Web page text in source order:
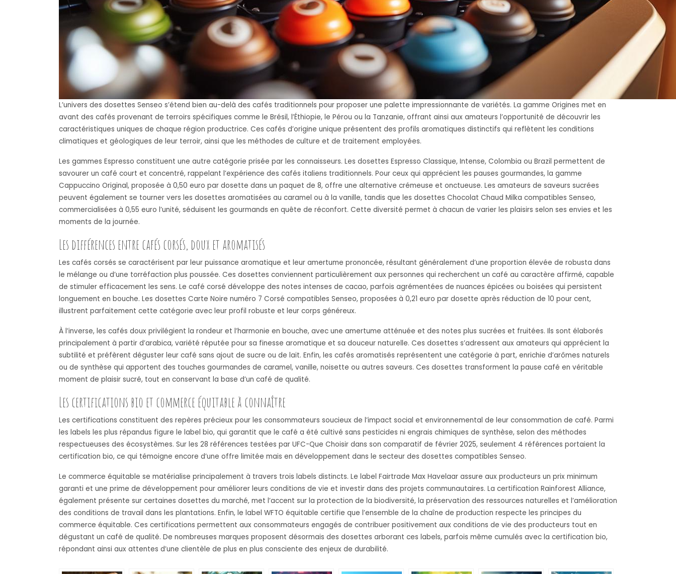
L’univers des dosettes Senseo s’étend bien au-delà des cafés traditionnels pour proposer une palette impressionnante de variétés. La gamme Origines met en
avant des cafés provenant de terroirs spécifiques comme le Brésil, l’Éthiopie, le Pérou ou la Tanzanie, offrant ainsi aux amateurs l’opportunité de découvrir les
caractéristiques uniques de chaque région productrice. Ces cafés d’origine unique présentent des profils aromatiques distinctifs qui reflètent les conditions
climatiques et géologiques de leur terroir, ainsi que les méthodes de culture et de traitement employées.
Les gammes Espresso constituent une autre catégorie prisée par les connaisseurs. Les dosettes Espresso Classique, Intense, Colombia ou Brazil permettent de
savourer un café court et concentré, rappelant l’expérience des cafés italiens traditionnels. Pour ceux qui apprécient les pauses gourmandes, la gamme
Cappuccino Original, proposée à 0,50 euro par dosette dans un paquet de 8, offre une alternative crémeuse et onctueuse. Les amateurs de saveurs sucrées
peuvent également se tourner vers les dosettes aromatisées au caramel ou à la vanille, tandis que les dosettes Chocolat Chaud Milka compatibles Senseo,
commercialisées à 0,55 euro l’unité, séduisent les gourmands en quête de réconfort. Cette diversité permet à chacun de varier les plaisirs selon ses envies et les
moments de la journée.
Les différences entre cafés corsés, doux et aromatisés
Les cafés corsés se caractérisent par leur puissance aromatique et leur amertume prononcée, résultant généralement d’une proportion élevée de robusta dans
le mélange ou d’une torréfaction plus poussée. Ces dosettes conviennent particulièrement aux personnes qui recherchent un café au caractère affirmé, capable
de stimuler efficacement les sens. Le café corsé développe des notes intenses de cacao, parfois agrémentées de nuances épicées ou boisées qui persistent
longuement en bouche. Les dosettes Carte Noire numéro 7 Corsé compatibles Senseo, proposées à 0,21 euro par dosette après réduction de 10 pour cent,
illustrent parfaitement cette catégorie avec leur profil robuste et leur corps généreux.
À l’inverse, les cafés doux privilégient la rondeur et l’harmonie en bouche, avec une amertume atténuée et des notes plus sucrées et fruitées. Ils sont élaborés
principalement à partir d’arabica, variété réputée pour sa finesse aromatique et sa douceur naturelle. Ces dosettes s’adressent aux amateurs qui apprécient la
subtilité et préfèrent déguster leur café sans ajout de sucre ou de lait. Enfin, les cafés aromatisés représentent une catégorie à part, enrichie d’arômes naturels
ou de synthèse qui apportent des touches gourmandes de caramel, vanille, noisette ou autres saveurs. Ces dosettes transforment la pause café en véritable
moment de plaisir sucré, tout en conservant la base d’un café de qualité.
Les certifications bio et commerce équitable à connaître
Les certifications constituent des repères précieux pour les consommateurs soucieux de l’impact social et environnemental de leur consommation de café. Parmi
les labels les plus répandus figure le label bio, qui garantit que le café a été cultivé sans pesticides ni engrais chimiques de synthèse, selon des méthodes
respectueuses des écosystèmes. Sur les 28 références testées par UFC-Que Choisir dans son comparatif de février 2025, seulement 4 références portaient la
certification bio, ce qui témoigne encore d’une offre limitée mais en développement dans le secteur des dosettes compatibles Senseo.
Le commerce équitable se matérialise principalement à travers trois labels distincts. Le label Fairtrade Max Havelaar assure aux producteurs un prix minimum
garanti et une prime de développement pour améliorer leurs conditions de vie et investir dans des projets communautaires. La certification Rainforest Alliance,
également présente sur certaines dosettes du marché, met l’accent sur la protection de la biodiversité, la préservation des ressources naturelles et l’amélioration
des conditions de travail dans les plantations. Enfin, le label WFTO équitable certifie que l’ensemble de la chaîne de production respecte les principes du
commerce équitable. Ces certifications permettent aux consommateurs engagés de contribuer positivement aux conditions de vie des producteurs tout en
dégustant un café de qualité. De nombreuses marques proposent désormais des dosettes arborant ces labels, parfois même cumulés avec la certification bio,
répondant ainsi aux attentes d’une clientèle de plus en plus consciente des enjeux de durabilité.